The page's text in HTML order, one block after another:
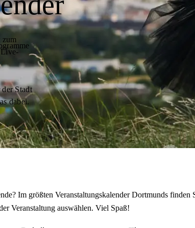
Live-
Stadt
dabei.
Im größten Veranstaltungskalender Dortmunds
Veranstaltung auswählen. Viel Spaß!